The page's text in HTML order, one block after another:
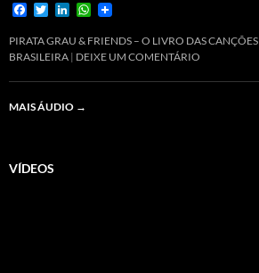
F
c
e
o
k
i
t
e
n
k
e
d
n
W
a
t
A
PIRATA GRAU & FRIENDS – O LIVRO DAS CANÇÕES
BRASILEIRA DEIXE UM COMENTÁRIO
MAIS ÁUDIO →
VÍDEOS